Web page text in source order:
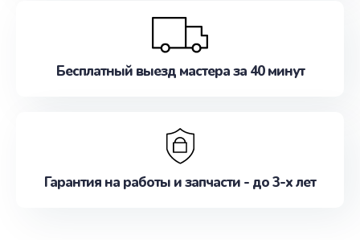
Бесплатный выезд мастера за 40 минут
Гарантия на работы и запчасти - до 3-х лет